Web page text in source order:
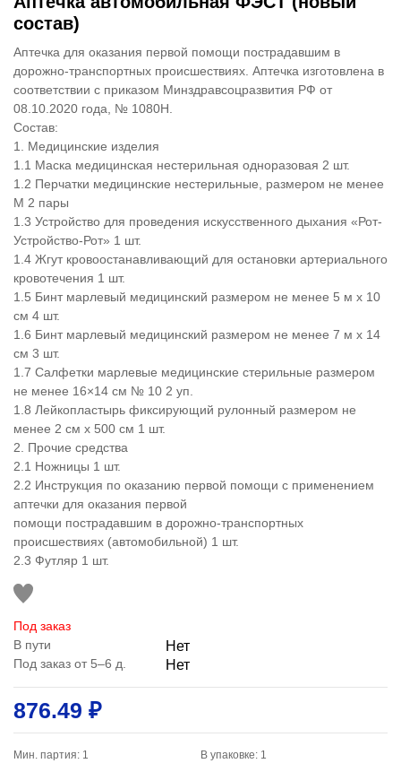
состав)
Аптечка для оказания первой помощи пострадавшим в
дорожно-транспортных происшествиях. Аптечка изготовлена в
соответствии с приказом Минздравсоцразвития РФ от
08.10.2020 года, № 1080Н.
Состав:
1. Медицинские изделия
1.1 Маска медицинская нестерильная одноразовая 2 шт.
1.2 Перчатки медицинские нестерильные, размером не менее
М 2 пары
1.3 Устройство для проведения искусственного дыхания «Рот-
Устройство-Рот» 1 шт.
1.4 Жгут кровоостанавливающий для остановки артериального
кровотечения 1 шт.
1.5 Бинт марлевый медицинский размером не менее 5 м х 10
см 4 шт.
1.6 Бинт марлевый медицинский размером не менее 7 м х 14
см 3 шт.
1.7 Салфетки марлевые медицинские стерильные размером
не менее 16×14 см № 10 2 уп.
1.8 Лейкопластырь фиксирующий рулонный размером не
менее 2 см х 500 см 1 шт.
2. Прочие средства
2.1 Ножницы 1 шт.
2.2 Инструкция по оказанию первой помощи с применением
аптечки для оказания первой
помощи пострадавшим в дорожно-транспортных
происшествиях (автомобильной) 1 шт.
2.3 Футляр 1 шт.
Под заказ
В пути
Нет
Под заказ от 5–6 д. Нет
876.49 ₽
Мин. партия: 1 В упаковке: 1